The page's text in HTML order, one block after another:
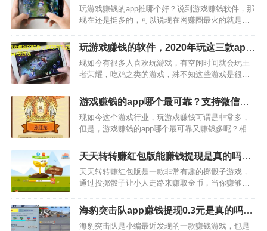
是最好的
玩游戏赚钱的app推哪个好？说到游戏赚钱软件，那
现在还是挺多的，可以说现在网赚圈最火的就是游
收益几百，几千元的很多，因此，好多新手看到人
家的收入那么高，都纷纷加入了游戏赚钱。…
玩游戏赚钱的软件，2020年玩这三款app
很赚钱
现如今有很多人喜欢玩游戏，有空闲时间就会玩王
者荣耀，吃鸡之类的游戏，殊不知这些游戏是很浪
余时间做很多别的事情。比如找款休闲点的游戏来
玩，最重要是玩游戏赚钱。那么，今天小编就要给
大家推荐三款能玩游戏…
游戏赚钱的app哪个最可靠？支持微信提
现的游戏赚钱软件推荐
现如今这个游戏行业，玩游戏赚钱可谓是非常多，
但是，游戏赚钱的app哪个最可靠又赚钱多呢？相信
编会向大家揭秘一下赚钱比较轻松还支持微信提现
的游戏赚钱软件，如果大家想玩游戏赚钱的话，赶
紧来看看吧。…
天天转转赚红包版能赚钱提现是真的吗？
靠谱吗？我来揭秘下吧
天天转转赚红包版是一款非常有趣的掷骰子游戏，
通过投掷骰子让小人走路来赚取金币，当你赚够
骰子赚金币，还可以完成新人福利，新人礼包从而
赚取一些收益。 如下图所示：…
海豹突击队app赚钱提现0.3元是真的吗？
靠谱吗？
海豹突击队是小编最近发现的一款赚钱游戏，也是